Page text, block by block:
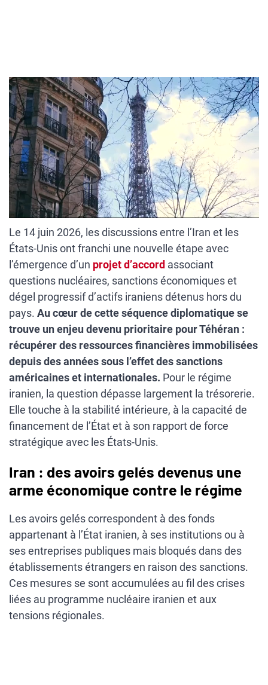
Le 14 juin 2026, les discussions entre l’Iran et les
États-Unis ont franchi une nouvelle étape avec
l’émergence d’un projet d’accord associant
questions nucléaires, sanctions économiques et
dégel progressif d’actifs iraniens détenus hors du
pays. Au cœur de cette séquence diplomatique se
trouve un enjeu devenu prioritaire pour Téhéran :
récupérer des ressources financières immobilisées
depuis des années sous l’effet des sanctions
américaines et internationales. Pour le régime
iranien, la question dépasse largement la trésorerie.
Elle touche à la stabilité intérieure, à la capacité de
financement de l’État et à son rapport de force
stratégique avec les États-Unis.
Iran : des avoirs gelés devenus une
arme économique contre le régime
Les avoirs gelés correspondent à des fonds
appartenant à l’État iranien, à ses institutions ou à
ses entreprises publiques mais bloqués dans des
établissements étrangers en raison des sanctions.
Ces mesures se sont accumulées au fil des crises
liées au programme nucléaire iranien et aux
tensions régionales.